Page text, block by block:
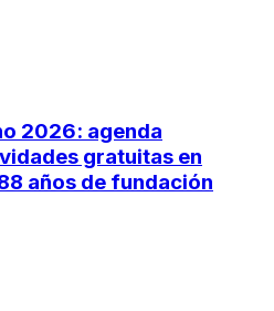
2026: agenda
gratuitas en
años de fundación